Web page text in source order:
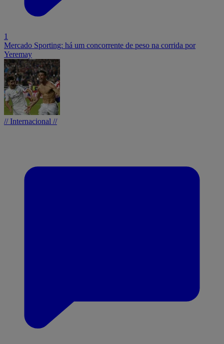
1
Mercado Sporting: há um concorrente de peso na corrida por
Yeremay
// Internacional //